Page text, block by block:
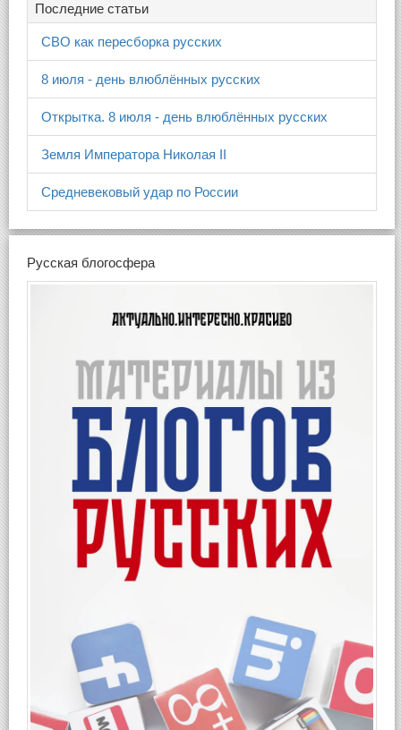
Последние статьи
СВО как пересборка русских
8 июля - день влюблённых русских
Открытка. 8 июля - день влюблённых русских
Земля Императора Николая II
Средневековый удар по России
Русская блогосфера